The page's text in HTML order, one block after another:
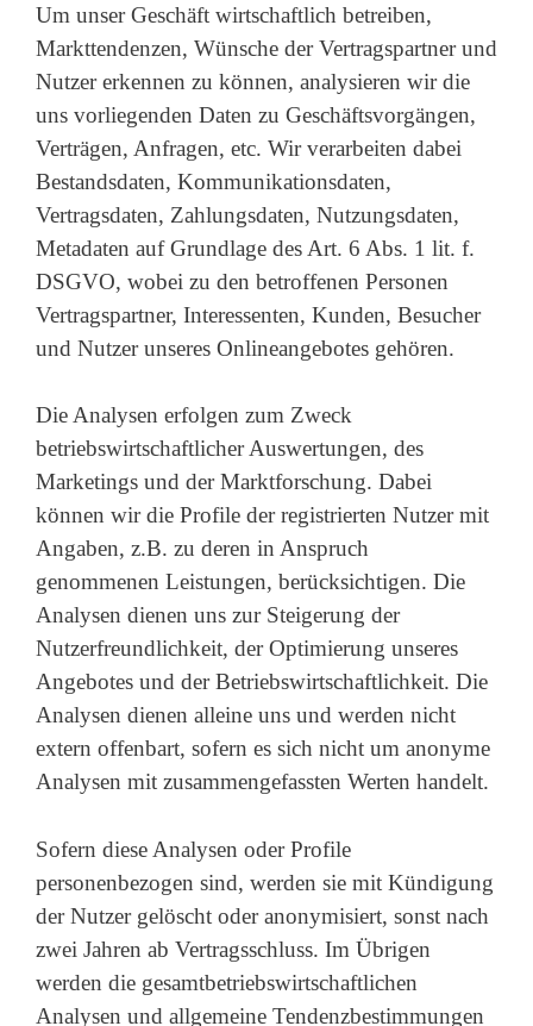
Um unser Geschäft wirtschaftlich betreiben,
Markttendenzen, Wünsche der Vertragspartner und
Nutzer erkennen zu können, analysieren wir die
uns vorliegenden Daten zu Geschäftsvorgängen,
Verträgen, Anfragen, etc. Wir verarbeiten dabei
Bestandsdaten, Kommunikationsdaten,
Vertragsdaten, Zahlungsdaten, Nutzungsdaten,
Metadaten auf Grundlage des Art. 6 Abs. 1 lit. f.
DSGVO, wobei zu den betroffenen Personen
Vertragspartner, Interessenten, Kunden, Besucher
und Nutzer unseres Onlineangebotes gehören.
Die Analysen erfolgen zum Zweck
betriebswirtschaftlicher Auswertungen, des
Marketings und der Marktforschung. Dabei
können wir die Profile der registrierten Nutzer mit
Angaben, z.B. zu deren in Anspruch
genommenen Leistungen, berücksichtigen. Die
Analysen dienen uns zur Steigerung der
Nutzerfreundlichkeit, der Optimierung unseres
Angebotes und der Betriebswirtschaftlichkeit. Die
Analysen dienen alleine uns und werden nicht
extern offenbart, sofern es sich nicht um anonyme
Analysen mit zusammengefassten Werten handelt.
Sofern diese Analysen oder Profile
personenbezogen sind, werden sie mit Kündigung
der Nutzer gelöscht oder anonymisiert, sonst nach
zwei Jahren ab Vertragsschluss. Im Übrigen
werden die gesamtbetriebswirtschaftlichen
Analysen und allgemeine Tendenzbestimmungen